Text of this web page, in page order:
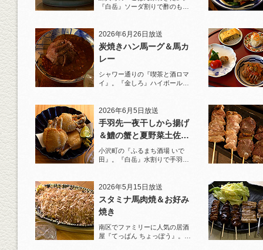
『白岳』ソーダ割りで酢のもの
2026年6月26日放送
炭焼きハン馬ーグ＆馬カ
レー
シャワー通りの『喫茶と酒ロマ
イ』。『金しろ』ハイボールで
2026年6月5日放送
手羽先一夜干しから揚げ
＆鱧の蟹と夏野菜土佐酢
ジュレがけ
小沢町の『ふるまち酒場 いで
田』。『白岳』水割りで手羽先
2026年5月15日放送
スタミナ馬肉焼＆お好み
焼き
南区でファミリーに人気の居酒
屋『てっぱん ちょっぽう』。王